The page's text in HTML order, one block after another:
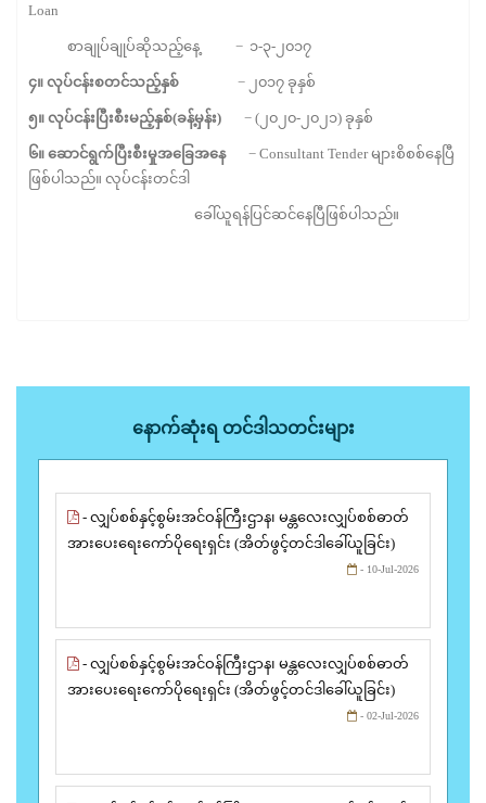
Loan
စာချုပ်ချုပ်ဆိုသည့်နေ့ − ၁-၃-၂၀၁၇
၄။ လုပ်ငန်းစတင်သည့်နှစ် − ၂၀၁၇ ခုနှစ်
၅။ လုပ်ငန်းပြီးစီးမည့်နှစ်(ခန့်မှန်း) − (၂၀၂၀-၂၀၂၁) ခုနှစ်
၆။ ဆောင်ရွက်ပြီးစီးမှုအခြေအနေ− Consultant Tender များစိစစ်နေပြီ
ဖြစ်ပါသည်။ လုပ်ငန်းတင်ဒါ
ခေါ်ယူရန်ပြင်ဆင်နေပြီဖြစ်ပါသည်။
နောက်ဆုံးရ တင်ဒါသတင်းများ
- လျှပ်စစ်နှင့်စွမ်းအင်ဝန်ကြီးဌာန၊ မန္တလေးလျှပ်စစ်ဓာတ်
အားပေးရေးကော်ပိုရေးရှင်း (အိတ်ဖွင့်တင်ဒါခေါ်ယူခြင်း)
- 10-Jul-2026
- လျှပ်စစ်နှင့်စွမ်းအင်ဝန်ကြီးဌာန၊ မန္တလေးလျှပ်စစ်ဓာတ်
အားပေးရေးကော်ပိုရေးရှင်း (အိတ်ဖွင့်တင်ဒါခေါ်ယူခြင်း)
- 02-Jul-2026